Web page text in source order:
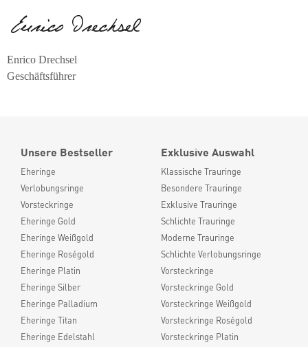
Enrico Drechsel
Geschäftsführer
Unsere Bestseller
Eheringe
Verlobungsringe
Vorsteckringe
Eheringe Gold
Eheringe Weißgold
Eheringe Roségold
Eheringe Platin
Eheringe Silber
Eheringe Palladium
Eheringe Titan
Eheringe Edelstahl
Exklusive Auswahl
Klassische Trauringe
Besondere Trauringe
Exklusive Trauringe
Schlichte Trauringe
Moderne Trauringe
Schlichte Verlobungsringe
Vorsteckringe
Vorsteckringe Gold
Vorsteckringe Weißgold
Vorsteckringe Roségold
Vorsteckringe Platin